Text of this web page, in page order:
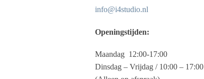
info@i4studio.nl
Openingstijden:
Maandag 12:00-17:00
Dinsdag – Vrijdag / 10:00 – 17:00